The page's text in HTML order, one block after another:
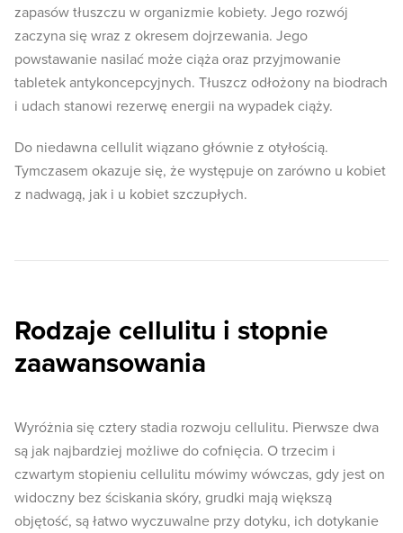
zapasów tłuszczu w organizmie kobiety. Jego rozwój
zaczyna się wraz z okresem dojrzewania. Jego
powstawanie nasilać może ciąża oraz przyjmowanie
tabletek antykoncepcyjnych. Tłuszcz odłożony na biodrach
i udach stanowi rezerwę energii na wypadek ciąży.
Do niedawna cellulit wiązano głównie z otyłością.
Tymczasem okazuje się, że występuje on zarówno u kobiet
z nadwagą, jak i u kobiet szczupłych.
Rodzaje cellulitu i stopnie
zaawansowania
Wyróżnia się cztery stadia rozwoju cellulitu. Pierwsze dwa
są jak najbardziej możliwe do cofnięcia. O trzecim i
czwartym stopieniu cellulitu mówimy wówczas, gdy jest on
widoczny bez ściskania skóry, grudki mają większą
objętość, są łatwo wyczuwalne przy dotyku, ich dotykanie